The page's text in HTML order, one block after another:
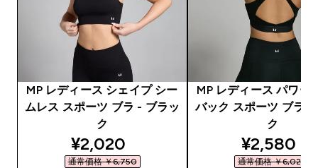
MP レディース シェイプ シー
ムレス スポーツ ブラ - ブラッ
ク
discounted price
¥2,020‎
通常価格 ￥6,750‎
MP レディース パワー
バック スポーツ ブラ -
ク
¥2,580‎
通常価格 ￥6,020‎